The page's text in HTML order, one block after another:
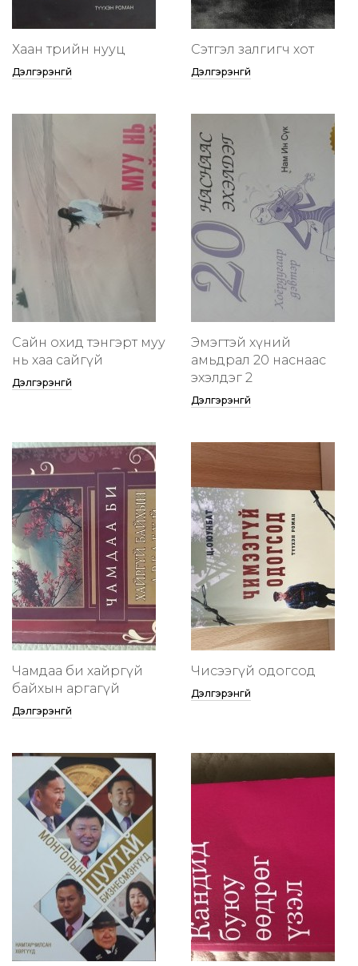
Хаан төрийн нууц
Дэлгэрэнгүй
Сэтгэл залгигч хот
Дэлгэрэнгүй
Сайн охид тэнгэрт муу
нь хаа сайгүй
Дэлгэрэнгүй
Эмэгтэй хүний
амьдрал 20 наснаас
эхэлдэг 2
Дэлгэрэнгүй
Чамдаа би хайргүй
байхын аргагүй
Дэлгэрэнгүй
Чисээгүй одогсод
Дэлгэрэнгүй